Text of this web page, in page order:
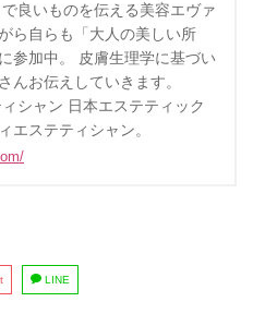
良いものを伝える美容エヴァ
ら自らも「大人の美しい所
参加中。 皮膚生理学に基づい
んお伝えしていきます。
シャン 日本エステティック
エステティシャン。
LINE